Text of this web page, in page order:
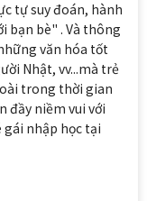
tự suy đoán, hành
bạn bè" . Và thông
văn hóa tốt
Nhật, vv...mà trẻ
trong thời gian
đầy niềm vui với
gái nhập học tại